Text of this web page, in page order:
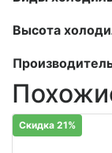
Высота
Скидка 21%